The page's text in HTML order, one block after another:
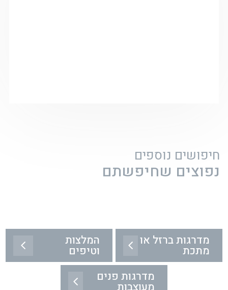
חיפושים נוספים
נפוצים שחיפשתם
מדרגות ברזל או
מתכת
המלצות
וטיפים
מדרגות פנים